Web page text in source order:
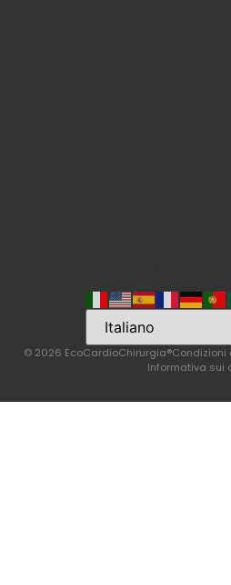
© 2026 EcoCardioChirurgia®Condizioni
Informativa sui